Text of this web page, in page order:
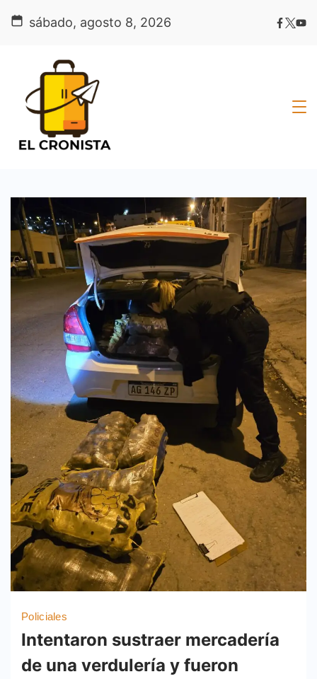
sábado, agosto 8, 2026
Policiales
Intentaron sustraer mercadería
de una verdulería y fueron